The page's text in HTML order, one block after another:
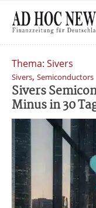
Thema: Sivers
Sivers, Semiconductors
Sivers
Minus in 30